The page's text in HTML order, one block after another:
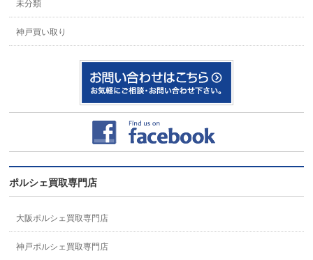
未分類
神戸買い取り
ポルシェ買取専門店
大阪ポルシェ買取専門店
神戸ポルシェ買取専門店